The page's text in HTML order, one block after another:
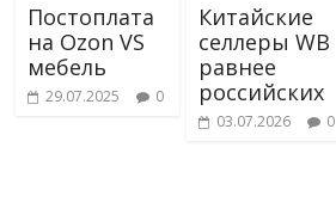
Постоплата
на Ozon VS
мебель
29.07.2025 0
Китайские
селлеры WB
равнее
российских
03.07.2026 0